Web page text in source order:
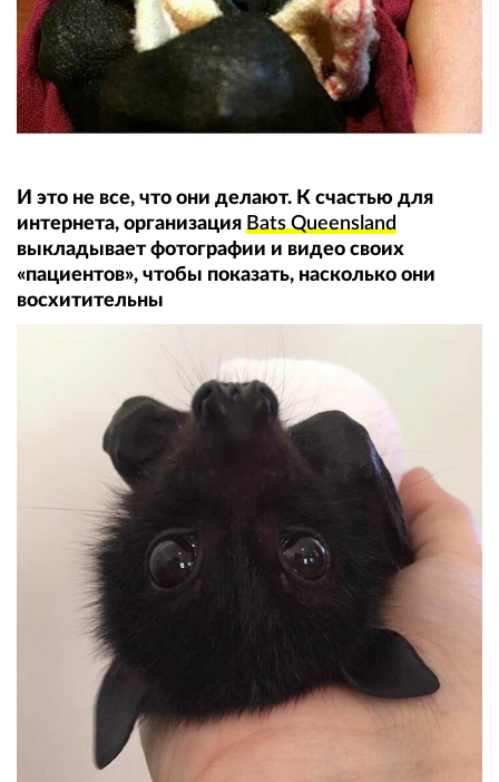
И это не все, что они делают. К счастью для
интернета, организация Bats Queensland
выкладывает фотографии и видео своих
«пациентов», чтобы показать, насколько они
восхитительны